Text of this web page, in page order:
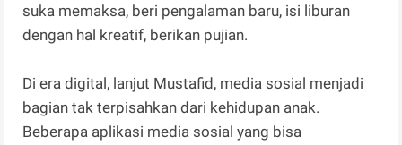
suka memaksa, beri pengalaman baru, isi liburan
dengan hal kreatif, berikan pujian.
Di era digital, lanjut Mustafid, media sosial menjadi
bagian tak terpisahkan dari kehidupan anak.
Beberapa aplikasi media sosial yang bisa